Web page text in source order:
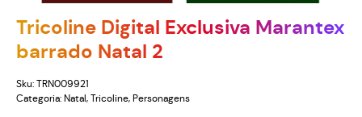
Tricoline Digital Exclusiva Marantex
barrado Natal 2
Sku: TRN009921
Categoria: Natal, Tricoline, Personagens